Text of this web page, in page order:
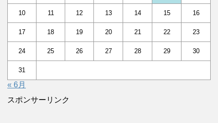
10 11 12 13 14 15 16
17 18 19 20 21 22 23
24 25 26 27 28 29 30
31
« 6月
スポンサーリンク